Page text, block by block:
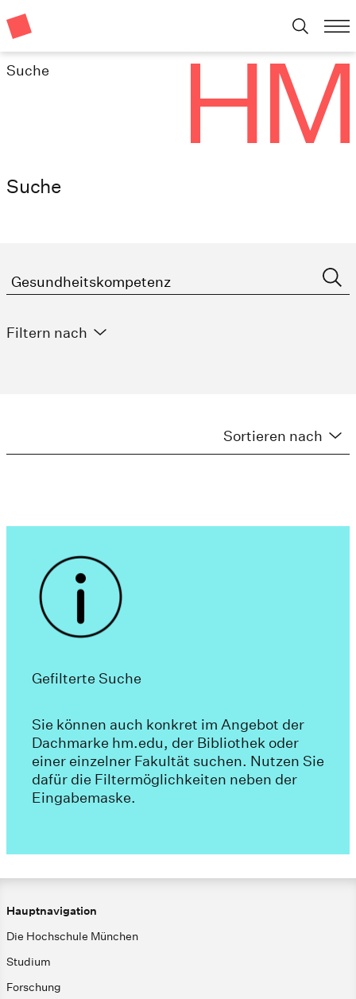
Suche
Suche
Filtern nach
Sortieren nach
Gefilterte Suche
Sie können auch konkret im Angebot der
Dachmarke hm.edu, der Bibliothek oder
einer einzelner Fakultät suchen. Nutzen Sie
dafür die Filtermöglichkeiten neben der
Eingabemaske.
Hauptnavigation
Die Hochschule München
Studium
Forschung